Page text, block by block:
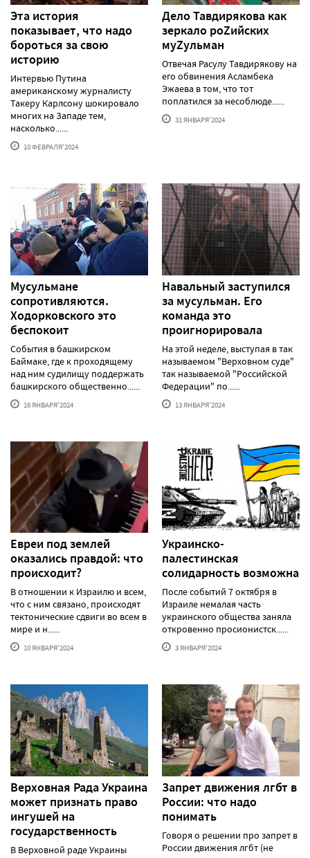
Эта история
показывает, что надо
бороться за свою
историю
Интервью Путина
американскому журналисту
Такеру Карлсону шокировало
многих на Западе тем,
насколько......
10 ФЕВРАЛЯ'2024
Дело Тавдирякова как
зеркало роZийских
муZульман
Отвечая Расулу Тавдирякову на
его обвинения Асламбека
Эжаева в том, что тот
поплатился за несоблюде......
31 ЯНВАРЯ'2024
Мусульмане
сопротивляются.
Ходорковского это
беспокоит
События в башкирском
Баймаке, где к проходящему
над ним судилищу поддержать
башкирского общественно......
16 ЯНВАРЯ'2024
Навальный заступился
за мусульман. Его
команда это
проигнорировала
На этой неделе, выступая в так
называемом "Верховном суде"
так называемой "Российской
Федерации" по......
13 ЯНВАРЯ'2024
Евреи под землей
оказались правдой: что
происходит?
В отношении к Израилю и всем,
что с ним связано, происходят
тектонические сдвиги во всем в
мире и н......
10 ЯНВАРЯ'2024
Украинско-
палестинская
солидарность возможна
После событий 7 октября в
Израиле немалая часть
украинского общества заняла
откровенно просионистск......
3 ЯНВАРЯ'2024
Верховная Рада Украина
может признать право
ингушей на
государственность
В Верховной раде Украины
Запрет движения лгбт в
России: что надо
понимать
Говоря о решении про запрет в
России движения лгбт (не